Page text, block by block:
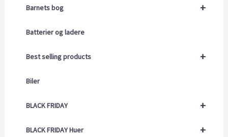
+
Barnets bog
Batterier og ladere
+
Best selling products
Biler
+
BLACK FRIDAY
+
BLACK FRIDAY Huer